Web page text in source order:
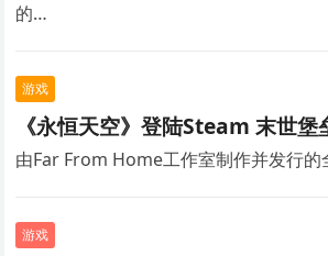
的…
游戏
《永恒天空》登陆Steam 末世堡
由Far From Home工作室制作并发行
游戏